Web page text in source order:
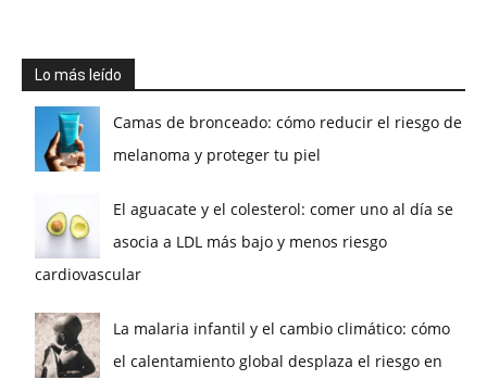
Lo más leído
Camas de bronceado: cómo reducir el riesgo de
melanoma y proteger tu piel
El aguacate y el colesterol: comer uno al día se
asocia a LDL más bajo y menos riesgo
cardiovascular
La malaria infantil y el cambio climático: cómo
el calentamiento global desplaza el riesgo en